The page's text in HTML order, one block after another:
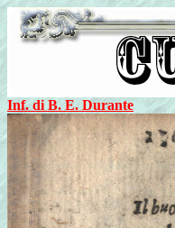
Inf. di B. E. Durante